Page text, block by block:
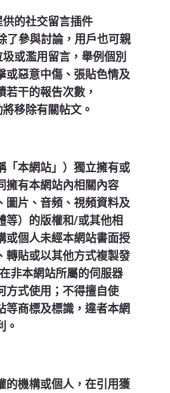
的社交留言插件
了參與討論，用戶也可親
或濫用留言，舉例個別
或惡意中傷、張貼色情及
干的報告次數，
移除有關帖文。
「本網站」）獨立擁有或
擁有本網站內相關內容
圖片、音頻、視頻資料及
等）的版權和/或其他相
或個人未經本網站書面授
轉貼或以其他方式複製發
非本網站所屬的伺服器
方式使用；不得擅自使
等商標及標識，違者本網
。
的機構或個人，在引用獲